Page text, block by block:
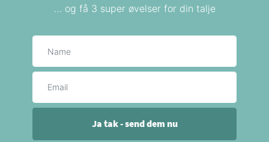
… og få 3 super øvelser for din talje
Ja tak - send dem nu